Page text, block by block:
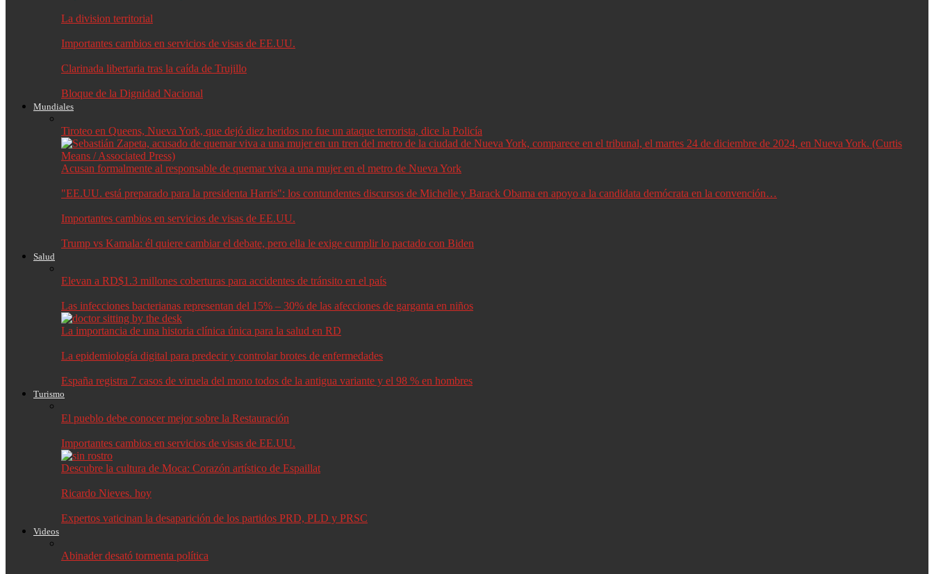
La division territorial
Importantes cambios en servicios de visas de EE.UU.
Clarinada libertaria tras la caída de Trujillo
Bloque de la Dignidad Nacional
Mundiales
Tiroteo en Queens, Nueva York, que dejó diez heridos no fue un ataque terrorista, dice la Policía
Acusan formalmente al responsable de quemar viva a una mujer en el metro de Nueva York
"EE.UU. está preparado para la presidenta Harris": los contundentes discursos de Michelle y Barack Obama en apoyo a la candidata demócrata en la convención…
Importantes cambios en servicios de visas de EE.UU.
Trump vs Kamala: él quiere cambiar el debate, pero ella le exige cumplir lo pactado con Biden
Salud
Elevan a RD$1.3 millones coberturas para accidentes de tránsito en el país
Las infecciones bacterianas representan del 15% – 30% de las afecciones de garganta en niños
La importancia de una historia clínica única para la salud en RD
La epidemiología digital para predecir y controlar brotes de enfermedades
España registra 7 casos de viruela del mono todos de la antigua variante y el 98 % en hombres
Turismo
El pueblo debe conocer mejor sobre la Restauración
Importantes cambios en servicios de visas de EE.UU.
Descubre la cultura de Moca: Corazón artístico de Espaillat
Ricardo Nieves. hoy
Expertos vaticinan la desaparición de los partidos PRD, PLD y PRSC
Videos
Abinader desató tormenta política